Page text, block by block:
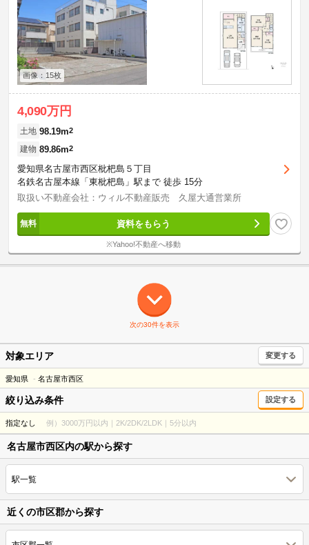
画像：15枚
4,090万円
土地 98.19m2
建物 89.86m2
愛知県名古屋市西区枇杷島５丁目
名鉄名古屋本線「東枇杷島」駅まで 徒歩 15分
取扱い不動産会社：ウィル不動産販売 久屋大通営業所
資料をもらう
※Yahoo!不動産へ移動
次の30件を表示
対象エリア 変更する
愛知県 名古屋市西区
絞り込み条件 設定する
指定なし 例）3000万円以内｜2K/2DK/2LDK｜5分以内
名古屋市西区内の駅から探す
駅一覧
近くの市区郡から探す